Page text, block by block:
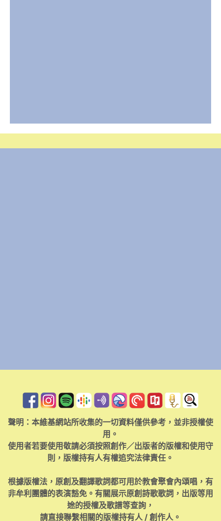
聲明：本維基網站所收集的一切資料僅供參考，並非授權使
用。
使用者若要使用敬請必須按照創作／出版者的版權和使用守
則，版權持有人有權追究法律責任。
根據版權法，原創及翻譯歌詞都可用於教會聚會內頌唱，有
非牟利團體的表演豁免。有關展示原創詩歌歌詞，出版等用
途的授權及歌譜等查詢，
請直接聯繫相關的版權持有人 / 創作人。